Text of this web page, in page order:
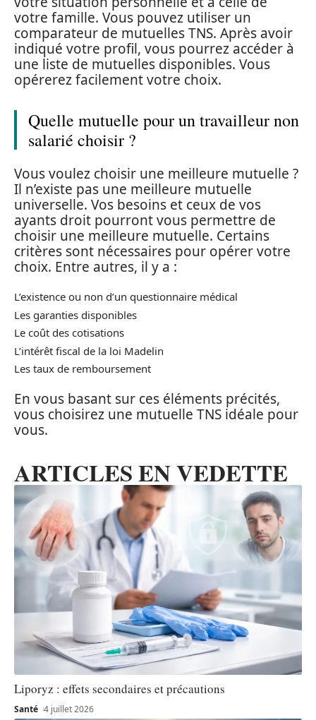
votre famille. Vous pouvez utiliser un
comparateur de mutuelles TNS. Après avoir
indiqué votre profil, vous pourrez accéder à
une liste de mutuelles disponibles. Vous
opérerez facilement votre choix.
Quelle mutuelle pour un travailleur non
salarié choisir ?
Vous voulez choisir une meilleure mutuelle ?
Il n’existe pas une meilleure mutuelle
universelle. Vos besoins et ceux de vos
ayants droit pourront vous permettre de
choisir une meilleure mutuelle. Certains
critères sont nécessaires pour opérer votre
choix. Entre autres, il y a :
L’existence ou non d’un questionnaire médical
Les garanties disponibles
Le coût des cotisations
L’intérêt fiscal de la loi Madelin
Les taux de remboursement
En vous basant sur ces éléments précités,
vous choisirez une mutuelle TNS idéale pour
vous.
ARTICLES EN VEDETTE
Liporyz : effets secondaires et précautions
Santé 4 juillet 2026